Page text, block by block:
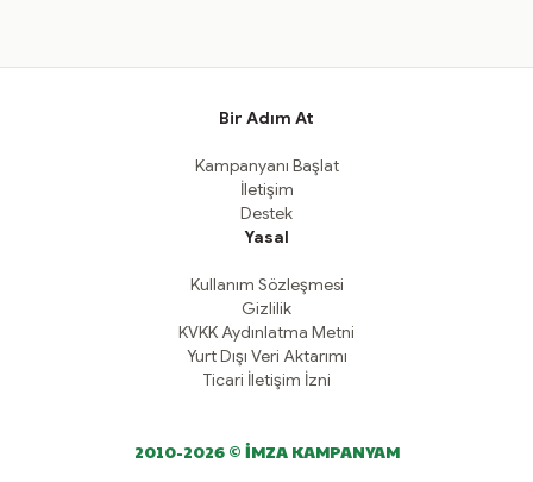
Bir Adım At
Kampanyanı Başlat
İletişim
Destek
Yasal
Kullanım Sözleşmesi
Gizlilik
KVKK Aydınlatma Metni
Yurt Dışı Veri Aktarımı
Ticari İletişim İzni
2010-2026 © İMZA KAMPANYAM